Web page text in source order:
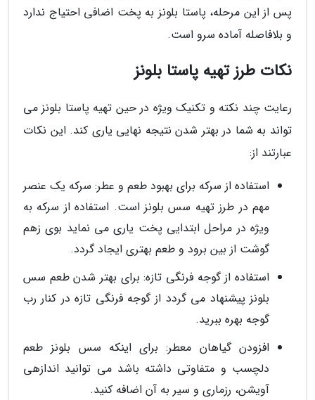
پس از این مرحله، پاستا بلونز به پخت اضافی احتیاج ندارد
و بلافاصله آماده سرو است.
نکات طرز تهیه پاستا بلونز
رعایت چند نکته و تکنیک ویژه در حین تهیه پاستا بلونز می
تواند به شما در بهتر شدن نتیجه نهایی یاری کند. این نکات
عبارتند از:
استفاده از سرکه برای بهبود طعم و عطر: سرکه یک عنصر
مهم در طرز تهیه سس بلونز است. استفاده از سرکه به
ویژه در مراحل ابتدایی پخت یاری می نماید بوی زهم
گوشت از بین برود و طعم بهتری ایجاد گردد.
استفاده از گوجه فرنگی تازه: برای بهتر شدن طعم سس
بلونز پیشنهاد می گردد از گوجه فرنگی تازه در کنار رب
گوجه بهره ببرید.
افزودن گیاهان معطر: برای اینکه سس بلونز طعم
دلچسب و متفاوتی داشته باشد می توانید اندازهی
آویشن، رزماری و سیر به آن اضافه کنید.